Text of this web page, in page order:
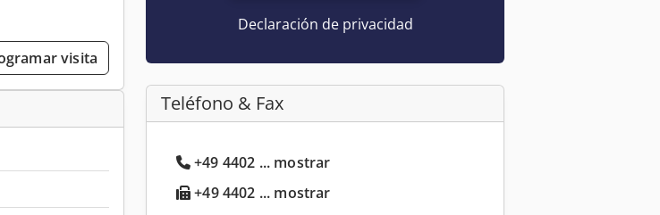
visita
Declaración de privacidad
Teléfono & Fax
+49 4402 ... mostrar
+49 4402 ... mostrar